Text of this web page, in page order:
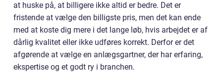
at huske på, at billigere ikke altid er bedre. Det er
fristende at vælge den billigste pris, men det kan ende
med at koste dig mere i det lange løb, hvis arbejdet er af
dårlig kvalitet eller ikke udføres korrekt. Derfor er det
afgørende at vælge en anlægsgartner, der har erfaring,
ekspertise og et godt ry i branchen.